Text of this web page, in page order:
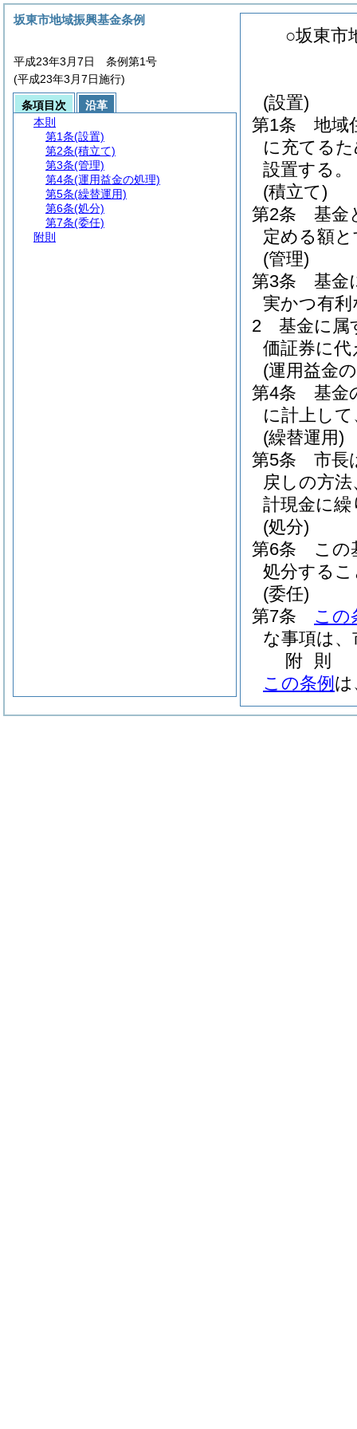
○坂東市
(設置)
第1条
地域
に充てる
設置する。
(積立て)
第2条
基金
定める額
(管理)
第3条
基金
実かつ有
2
基金に属
価証券に
(運用益金
第4条
基金
に計上し
(繰替運用)
第5条
市長
戻しの方
計現金に
(処分)
第6条
この
処分する
(委任)
第7条
この
な事項は
附 則
この条例 は
坂東市地域振興基金条例
平成23年3月7日 条例第1号
(平成23年3月7日施行)
条項目次
沿革
本則
第1条(設置)
第2条(積立て)
第3条(管理)
第4条(運用益金の処理)
第5条(繰替運用)
第6条(処分)
第7条(委任)
附則